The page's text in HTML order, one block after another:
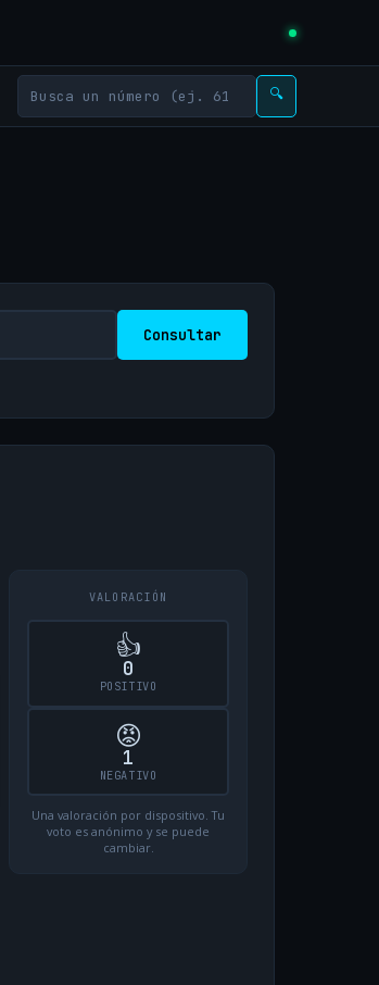
🔍
Consultar
VALORACIÓN
👍
0
POSITIVO
😡
1
NEGATIVO
Una valoración por dispositivo. Tu
voto es anónimo y se puede
cambiar.